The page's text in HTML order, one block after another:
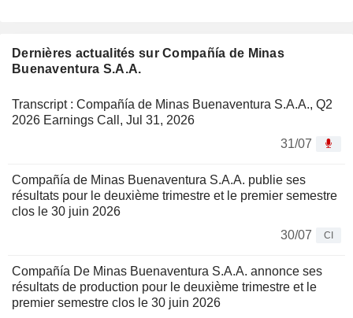
Dernières actualités sur Compañía de Minas
Buenaventura S.A.A.
Transcript : Compañía de Minas Buenaventura S.A.A., Q2
2026 Earnings Call, Jul 31, 2026
31/07
Compañía de Minas Buenaventura S.A.A. publie ses
résultats pour le deuxième trimestre et le premier semestre
clos le 30 juin 2026
30/07
CI
Compañía De Minas Buenaventura S.A.A. annonce ses
résultats de production pour le deuxième trimestre et le
premier semestre clos le 30 juin 2026